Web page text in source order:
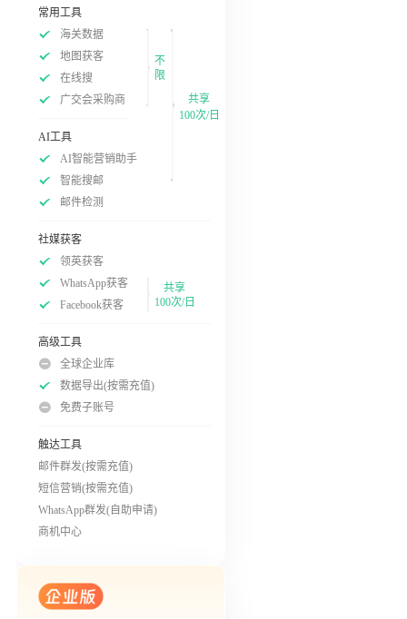
常用工具
海关数据
地图获客
在线搜
广交会采购商
不
限
AI工具
AI智能营销助手
智能搜邮
邮件检测
社媒获客
领英获客
WhatsApp获客
Facebook获客
共享
100次/日
高级工具
全球企业库
数据导出(按需充值)
免费子账号
触达工具
邮件群发(按需充值)
短信营销(按需充值)
WhatsApp群发(自助申请)
商机中心
共享
100次/日